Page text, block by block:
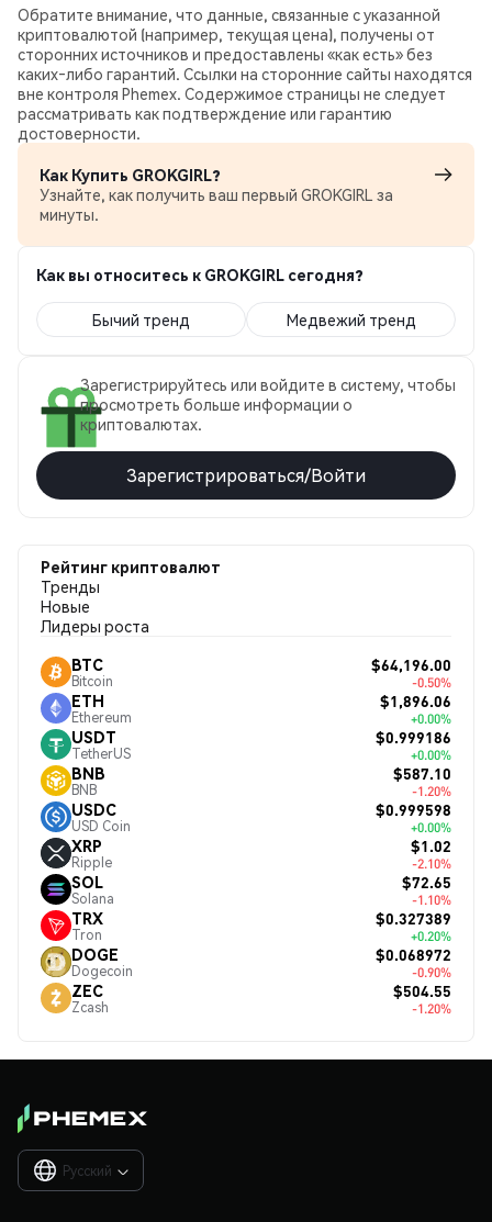
Обратите внимание, что данные, связанные с указанной
криптовалютой (например, текущая цена), получены от
сторонних источников и предоставлены «как есть» без
каких‑либо гарантий. Ссылки на сторонние сайты находятся
вне контроля Phemex. Содержимое страницы не следует
рассматривать как подтверждение или гарантию
достоверности.
Как Купить GROKGIRL?
Узнайте, как получить ваш первый GROKGIRL за
минуты.
Как вы относитесь к GROKGIRL сегодня?
Бычий тренд Медвежий тренд
Зарегистрируйтесь или войдите в систему, чтобы
просмотреть больше информации о
криптовалютах.
Зарегистрироваться/Войти
Рейтинг криптовалют
Тренды
Новые
Лидеры роста
BTC
Bitcoin
$64,196.00
-0.50%
ETH
Ethereum
$1,896.06
+0.00%
USDT
TetherUS
$0.999186
+0.00%
BNB
BNB
$587.10
-1.20%
USDC
USD Coin
$0.999598
+0.00%
XRP
Ripple
$1.02
-2.10%
SOL
Solana
$72.65
-1.10%
TRX
Tron
$0.327389
+0.20%
DOGE
Dogecoin
$0.068972
-0.90%
ZEC
Zcash
$504.55
-1.20%
Русский 